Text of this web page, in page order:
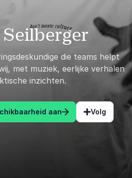
die teams helpt
met muziek, eerlijke verhalen
inzichten.
aan Volg